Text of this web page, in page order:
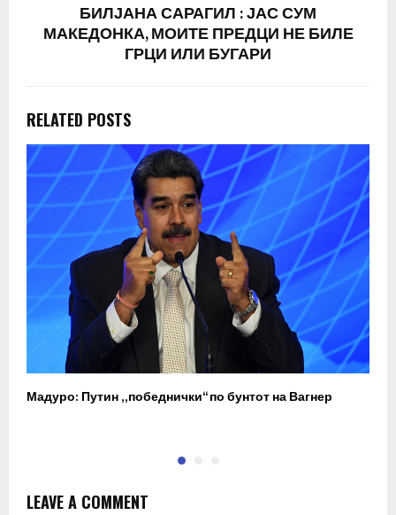
БИЛЈАНА САРАГИЛ : ЈАС СУМ
МАКЕДОНКА, МОИТЕ ПРЕДЦИ НЕ БИЛЕ
ГРЦИ ИЛИ БУГАРИ
RELATED POSTS
Мадуро: Путин „победнички“ по бунтот на Вагнер
LEAVE A COMMENT